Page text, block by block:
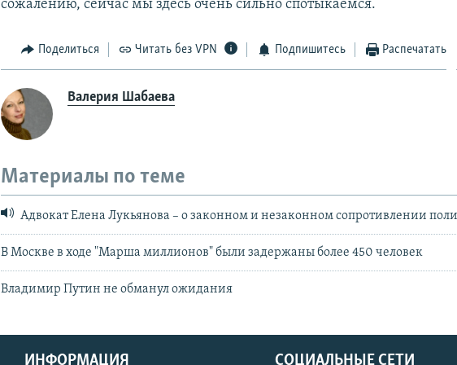
сожалению, сейчас мы здесь очень сильно спотыкаемся.
Поделиться Читать без VPN Подпишитесь Распечатать
Валерия Шабаева
Материалы по теме
Адвокат Елена Лукьянова – о законном и незаконном сопротивлении
В Москве в ходе "Марша миллионов" были задержаны более 450 человек
Владимир Путин не обманул ожидания
СОЦИАЛЬНЫЕ СЕТИ
ИНФОРМАЦИЯ